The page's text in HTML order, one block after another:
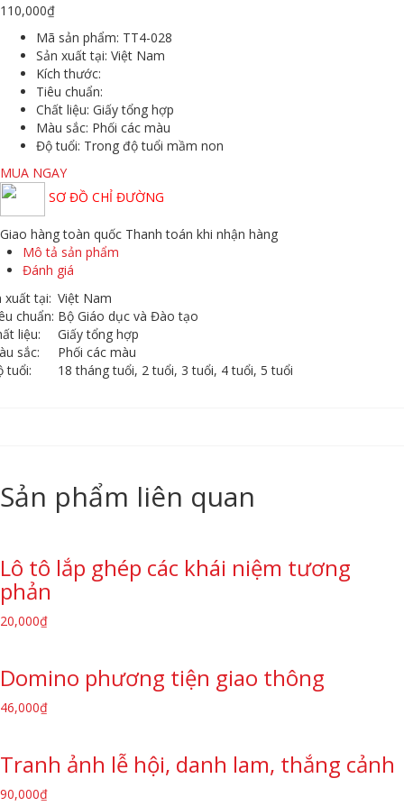
110,000₫
Mã sản phẩm: TT4-028
Sản xuất tại: Việt Nam
Kích thước:
Tiêu chuẩn:
Chất liệu: Giấy tổng hợp
Màu sắc: Phối các màu
Độ tuổi: Trong độ tuổi mầm non
MUA NGAY
SƠ ĐỒ CHỈ ĐƯỜNG
Giao hàng toàn quốc Thanh toán khi nhận hàng
Mô tả sản phẩm
Đánh giá
xuất tại: Việt Nam
chuẩn: Bộ Giáo dục và Đào tạo
liệu:
Giấy tổng hợp
sắc:
Phối các màu
tuổi:
18 tháng tuổi, 2 tuổi, 3 tuổi, 4 tuổi, 5 tuổi
Sản phẩm liên quan
Lô tô lắp ghép các khái niệm tương
phản
20,000₫
Domino phương tiện giao thông
46,000₫
Tranh ảnh lễ hội, danh lam, thắng cảnh
90,000₫